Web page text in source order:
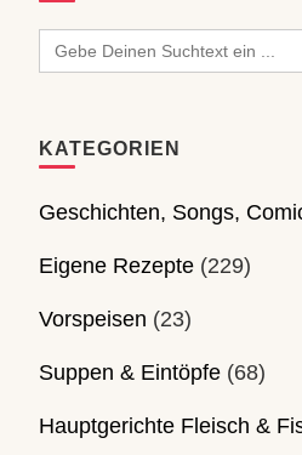
Search
for:
KATEGORIEN
Geschichten, Songs,
Eigene Rezepte (229)
Vorspeisen (23)
Suppen & Eintöpfe (68)
Hauptgerichte Fleisch &